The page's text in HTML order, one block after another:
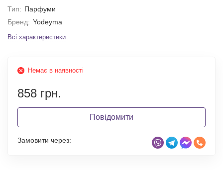
Тип: Парфуми
Бренд: Yodeyma
Всі характеристики
Немає в наявності
858 грн.
Повідомити
Замовити через: